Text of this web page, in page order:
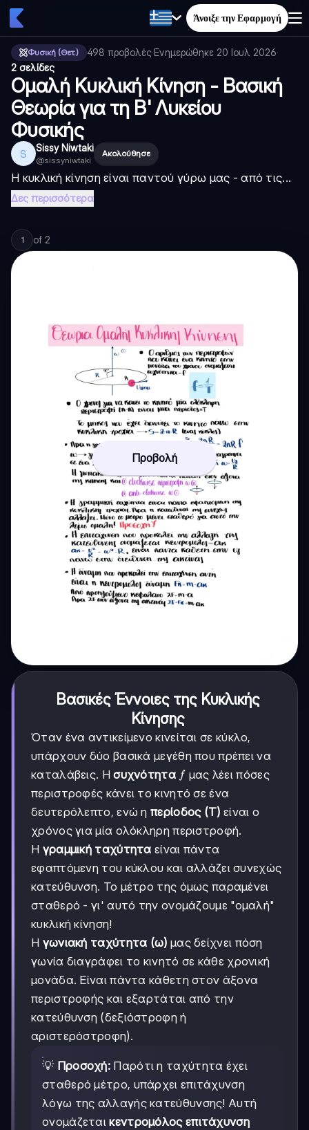
Άνοιξε την Εφαρμογή
Φυσική (Θετ.) 498 προβολές·Ενημερώθηκε 20 Ιουλ 2026·
2 σελίδες
Ομαλή Κυκλική Κίνηση - Βασική
Θεωρία για τη Β' Λυκείου
Φυσικής
S Sissy Niwtaki
@sissyniwtaki
Ακολούθησε
Η κυκλική κίνηση είναι παντού γύρω μας - από τις...
Δες περισσότερα
1 of 2
Προβολή
Βασικές Έννοιες της Κυκλικής
Κίνησης
Όταν ένα αντικείμενο κινείται σε κύκλο,
υπάρχουν δύο βασικά μεγέθη που πρέπει να
καταλάβεις. Ησυχνότητα ff μας λέει πόσες
περιστροφές κάνει το κινητό σε ένα
δευτερόλεπτο, ενώ ηπερίοδος (T) είναι ο
χρόνος για μία ολόκληρη περιστροφή.
Η γραμμική ταχύτητα είναι πάντα
εφαπτόμενη του κύκλου και αλλάζει συνεχώς
κατεύθυνση. Το μέτρο της όμως παραμένει
σταθερό - γι' αυτό την ονομάζουμε "ομαλή"
κυκλική κίνηση!
Η γωνιακή ταχύτητα (ω) μας δείχνει πόση
γωνία διαγράφει το κινητό σε κάθε χρονική
μονάδα. Είναι πάντα κάθετη στον άξονα
περιστροφής και εξαρτάται από την
κατεύθυνση (δεξιόστροφη ή
αριστερόστροφη).
💡 Προσοχή: Παρότι η ταχύτητα έχει
σταθερό μέτρο, υπάρχει επιτάχυνση
λόγω της αλλαγής κατεύθυνσης! Αυτή
ονομάζεταικεντρομόλος επιτάχυνση